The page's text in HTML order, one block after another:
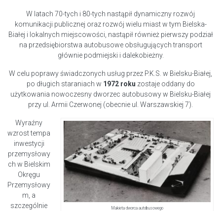
W latach 70-tych i 80-tych nastąpił dynamiczny rozwój
komunikacji publicznej oraz rozwój wielu miast w tym Bielska-
Białej i lokalnych miejscowości, nastąpił również pierwszy podział
na przedsiębiorstwa autobusowe obsługujących transport
głównie podmiejski i dalekobieżny.
W celu poprawy świadczonych usług przez P.K.S. w Bielsku-Białej,
po długich staraniach w 1972 roku zostaje oddany do
użytkowania nowoczesny dworzec autobusowy w Bielsku-Białej
przy ul. Armii Czerwonej (obecnie ul. Warszawskiej 7).
Makieta dworca autobusowego
Wyraźny
wzrost tempa
inwestycji
przemysłowy
ch w Bielskim
Okręgu
Przemysłowy
m, a
szczególnie